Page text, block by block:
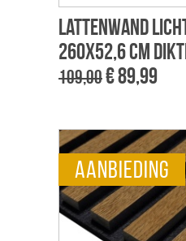
Lattenwand
260x52,6 cm
109,00€ 89,99
aanbieding